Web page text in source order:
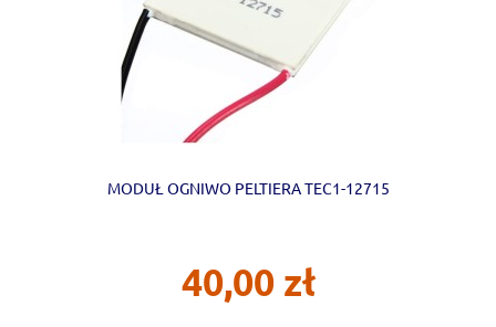
MODUŁ OGNIWO PELTIERA TEC1-12715
40,00 zł